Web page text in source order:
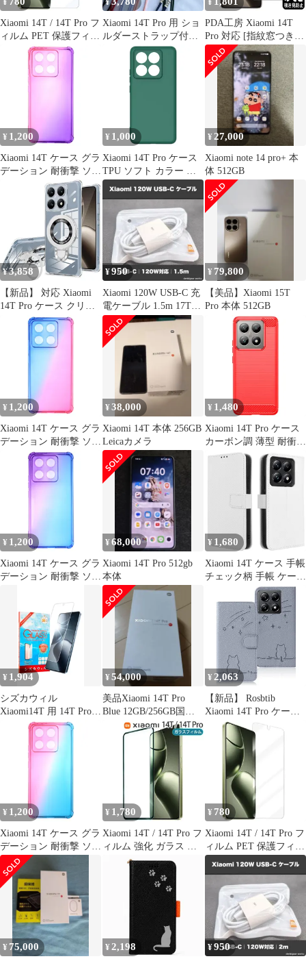
¥
Xiaomi 14T / 14T Pro フ
ィルム PET 保護フィル
ム 【Color】ブルーライ
トカット
¥
Xiaomi 14T Pro 用 ショ
ルダーストラップ付き
レザーウォレットケー
¥
PDA工房 Xiaomi 14T
Pro 対応 [指紋窓つき]
Privacy Shield 保護 フィ
ルム 覗き見防止 反射低
減 日本製
¥ 1,200
Xiaomi 14T ケース グラ
デーション 耐衝撃 ソフ
ト ケース 【Color】ピ
ンク・パープル
¥ 1,000
Xiaomi 14T Pro ケース
TPU ソフト カラー ケ
ース 【Color】グリーン
¥ 27,000
Xiaomi note 14 pro+ 本
体 512GB
¥3,858
【新品】 対応 Xiaomi
14T Pro ケース クリア
リング付き ストラップ
ホール マグネット 縦横
対応 耐衝撃
¥950
Xiaomi 120W USB-C 充
電ケーブル 1.5m 17T
Pro対応
¥ 79,800
【美品】Xiaomi 15T
Pro 本体 512GB
¥ 1,200
Xiaomi 14T ケース グラ
デーション 耐衝撃 ソフ
ト ケース 【Color】ブ
ルー・ピンク
¥38,000
Xiaomi 14T 本体 256GB
Leicaカメラ
¥ 1,480
Xiaomi 14T Pro ケース
カーボン調 薄型 耐衝撃
ソフト ケース
【Color】レッド
¥ 1,200
Xiaomi 14T ケース グラ
デーション 耐衝撃 ソフ
ープル・ブルー
¥68,000
Xiaomi 14T Pro 512gb
本体
¥ 1,680
Xiaomi 14T ケース 手帳
チェック柄 手帳 ケース
【Color】ホワイト
¥ 1,904
シズカウィル
Xiaomi14T 用 14T Pro
用 ガラスフィルム 強化
ガラス 保護フィルム フ
ィルム 液晶保護フィル
ム 1枚入り
¥54,000
美品Xiaomi 14T Pro
Blue 12GB/256GB国内
¥ 2,063
【新品】 Rosbtib
Xiaomi 14T Pro ケース
手帳型 シャオミ 14T
Pro ケース 流れ星子猫
シャオミ 14T プロ? ケ
ース 可愛い 猫柄 ねこ
シャオミ14T Pro ケー
ス 耐衝撃 Xiaomi 14T
¥ 1,200
Xiaomi 14T ケース グラ
デーション 耐衝撃 ソフ
ト ケース 【Color】ピ
ンク・グリーン
¥ 1,780
Xiaomi 14T / 14T Pro フ
ィルム 強化 ガラス 全
面保護フィルム
¥ 780
Xiaomi 14T / 14T Pro フ
ィルム PET 保護フィル
ム 【Color】光沢
¥ 75,000 ¥2,198 ¥950